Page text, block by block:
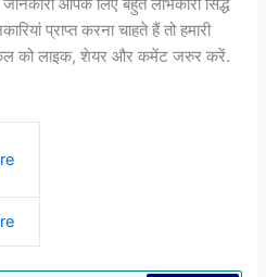
आपके लिए बहुत लाभकारी सिद्ध
प्राप्त करना चाहते हैं तो हमारी
को लाइक, शेयर और कमेंट जरुर करें.